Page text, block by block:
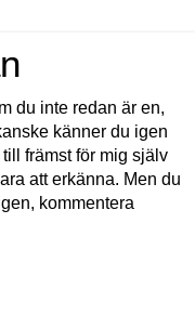
du inte redan är en,
känner du igen
främst för mig själv
att erkänna. Men du
kommentera